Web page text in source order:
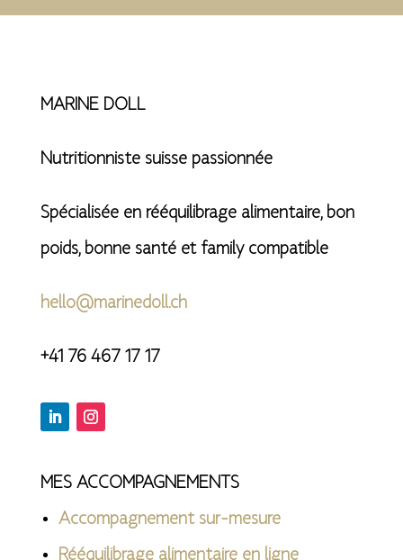
MARINE DOLL
Nutritionniste suisse passionnée
Spécialisée en rééquilibrage alimentaire, bon
poids, bonne santé et family compatible
hello@marinedoll.ch
+41 76 467 17 17
MES ACCOMPAGNEMENTS
Accompagnement sur-mesure
Rééquilibrage alimentaire en ligne